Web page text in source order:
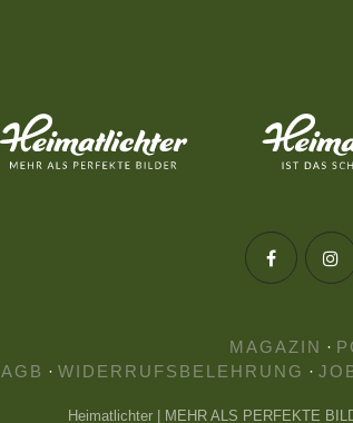
MAGAZIN ·
AGB · WIDERRUFSBELEHRUNG ·
Heimatlichter | MEHR ALS PERFEKTE